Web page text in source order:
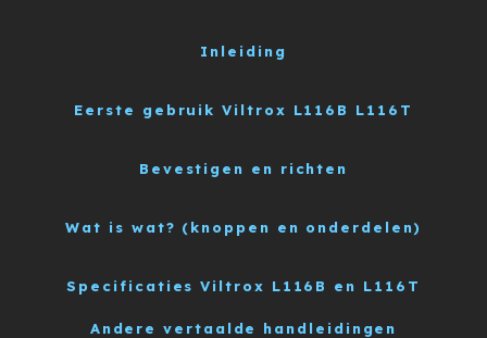
Inleiding
Eerste gebruik Viltrox L116B L116T
Bevestigen en richten
Wat is wat? (knoppen en onderdelen)
Specificaties Viltrox L116B en L116T
Andere vertaalde handleidingen